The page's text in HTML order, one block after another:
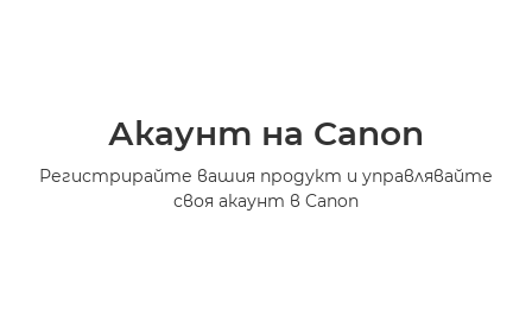
Акаунт на Canon
Регистрирайте вашия продукт и управлявайте
своя акаунт в Canon